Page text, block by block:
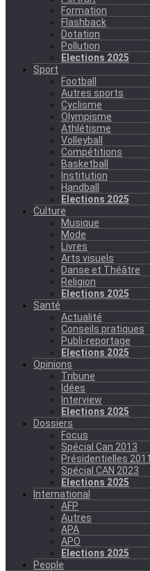
Formation
Flashback
Dotation
Pollution
Elections 2025
Sport
Football
Autres sports
Cyclisme
Olympisme
Athlétisme
Volleyball
Compétitions
Basketball
Institution
Handball
Elections 2025
Culture
Musique
Mode
Livres
Arts visuels
Danse et Théâtre
Religion
Elections 2025
Santé
Actualité
Conseils pratiques
Publi-reportage
Elections 2025
Opinions
Tribune
Idées
Interview
Elections 2025
Dossiers
Focus
Spécial Can 2013
Présidentielles 2011
Spécial CAN 2023
Elections 2025
International
AFP
Autres
APA
APO
Elections 2025
People